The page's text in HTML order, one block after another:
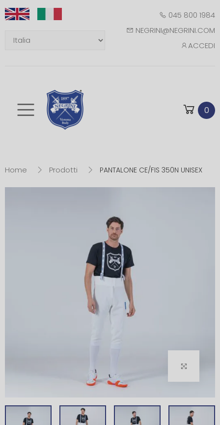
045 800 1984
NEGRINI@NEGRINI.COM
ACCEDI
Toggle mobile 0
Home Prodotti PANTALONE CE/FIS 350N UNISEX